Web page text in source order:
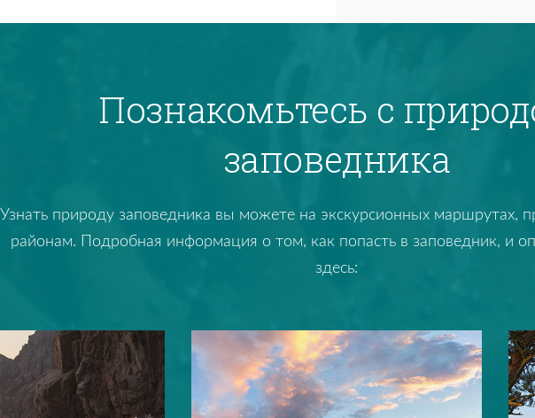
Познакомьтесь с
заповедника
Узнать природу заповедника вы можете на экскурсионных маршрутах,
районам. Подробная информация о том, как попасть в заповедник, и
здесь: